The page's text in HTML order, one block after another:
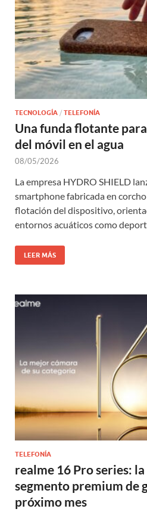
TECNOLOGÍA / TELEFONÍA
Una funda flotante
del móvil en el agua
08/05/2026
La empresa HYDRO SHIELD
smartphone fabricada en
flotación del dispositivo,
entornos acuáticos como
LEER MÁS
TELEFONÍA
realme 16 Pro series:
segmento premium de
próximo mes